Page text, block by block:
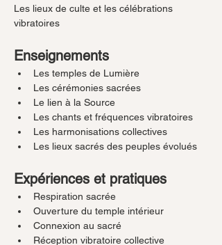
Les lieux de culte et les célébrations
vibratoires
Enseignements
Les temples de Lumière
Les cérémonies sacrées
Le lien à la Source
Les chants et fréquences vibratoires
Les harmonisations collectives
Les lieux sacrés des peuples évolués
Expériences et pratiques
Respiration sacrée
Ouverture du temple intérieur
Connexion au sacré
Réception vibratoire collective